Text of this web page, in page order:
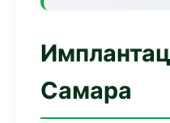
Самара